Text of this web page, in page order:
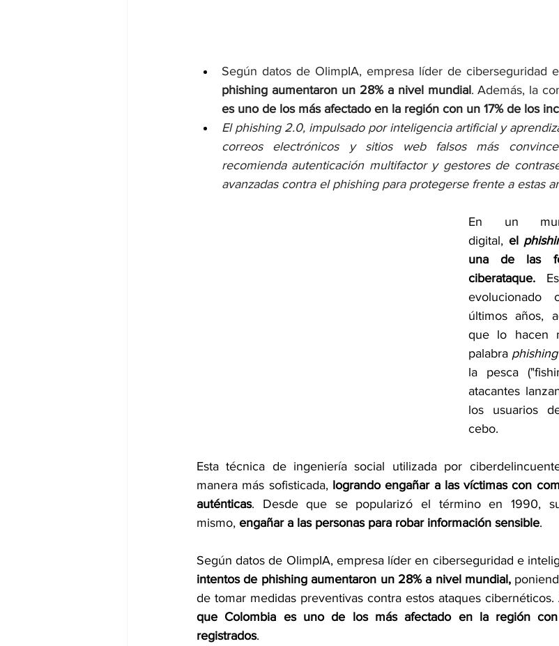
Según datos de OlimpIA, empresa líder de ciberseguridad
phishing aumentaron un 28% a nivel mundial. Además, la
es uno de los más afectado en la región con un 17% de los
El phishing 2.0, impulsado por inteligencia artificial y
correos electrónicos y sitios web falsos más
recomienda autenticación multifactor y gestores de
avanzadas contra el phishing para protegerse frente a estas
En un
digital, el
una de las
ciberataque.
evolucionado
últimos años,
que lo hacen
palabra phishing
la pesca
atacantes
los usuarios
cebo.
Esta técnica de ingeniería social utilizada por
manera más sofisticada, logrando engañar a las víctimas con
auténticas. Desde que se popularizó el término en 1990,
mismo, engañar a las personas para robar información sensible.
Según datos de OlimpIA, empresa líder en ciberseguridad e
intentos de phishing aumentaron un 28% a nivel mundial,
de tomar medidas preventivas contra estos ataques cibernéticos.
que Colombia es uno de los más afectado en la región
registrados.